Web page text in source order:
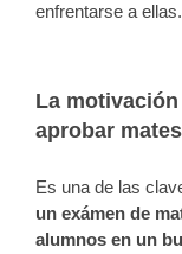
enfrentarse a ellas.
La
aprobar mates
Es una de las
un exámen de
alumnos en un